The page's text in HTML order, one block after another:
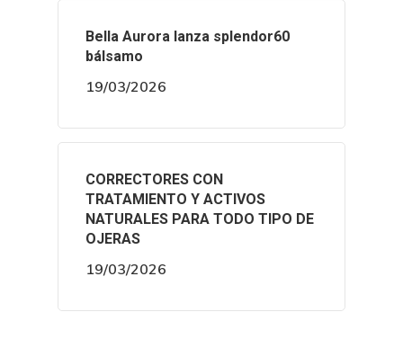
Bella Aurora lanza splendor60
bálsamo
19/03/2026
CORRECTORES CON
TRATAMIENTO Y ACTIVOS
NATURALES PARA TODO TIPO DE
OJERAS
19/03/2026